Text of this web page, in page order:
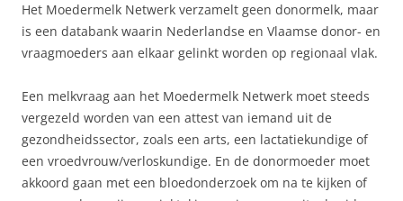
Het Moedermelk Netwerk verzamelt geen donormelk, maar
is een databank waarin Nederlandse en Vlaamse donor- en
vraagmoeders aan elkaar gelinkt worden op regionaal vlak.
Een melkvraag aan het Moedermelk Netwerk moet steeds
vergezeld worden van een attest van iemand uit de
gezondheidssector, zoals een arts, een lactatiekundige of
een vroedvrouw/verloskundige. En de donormoeder moet
akkoord gaan met een bloedonderzoek om na te kijken of